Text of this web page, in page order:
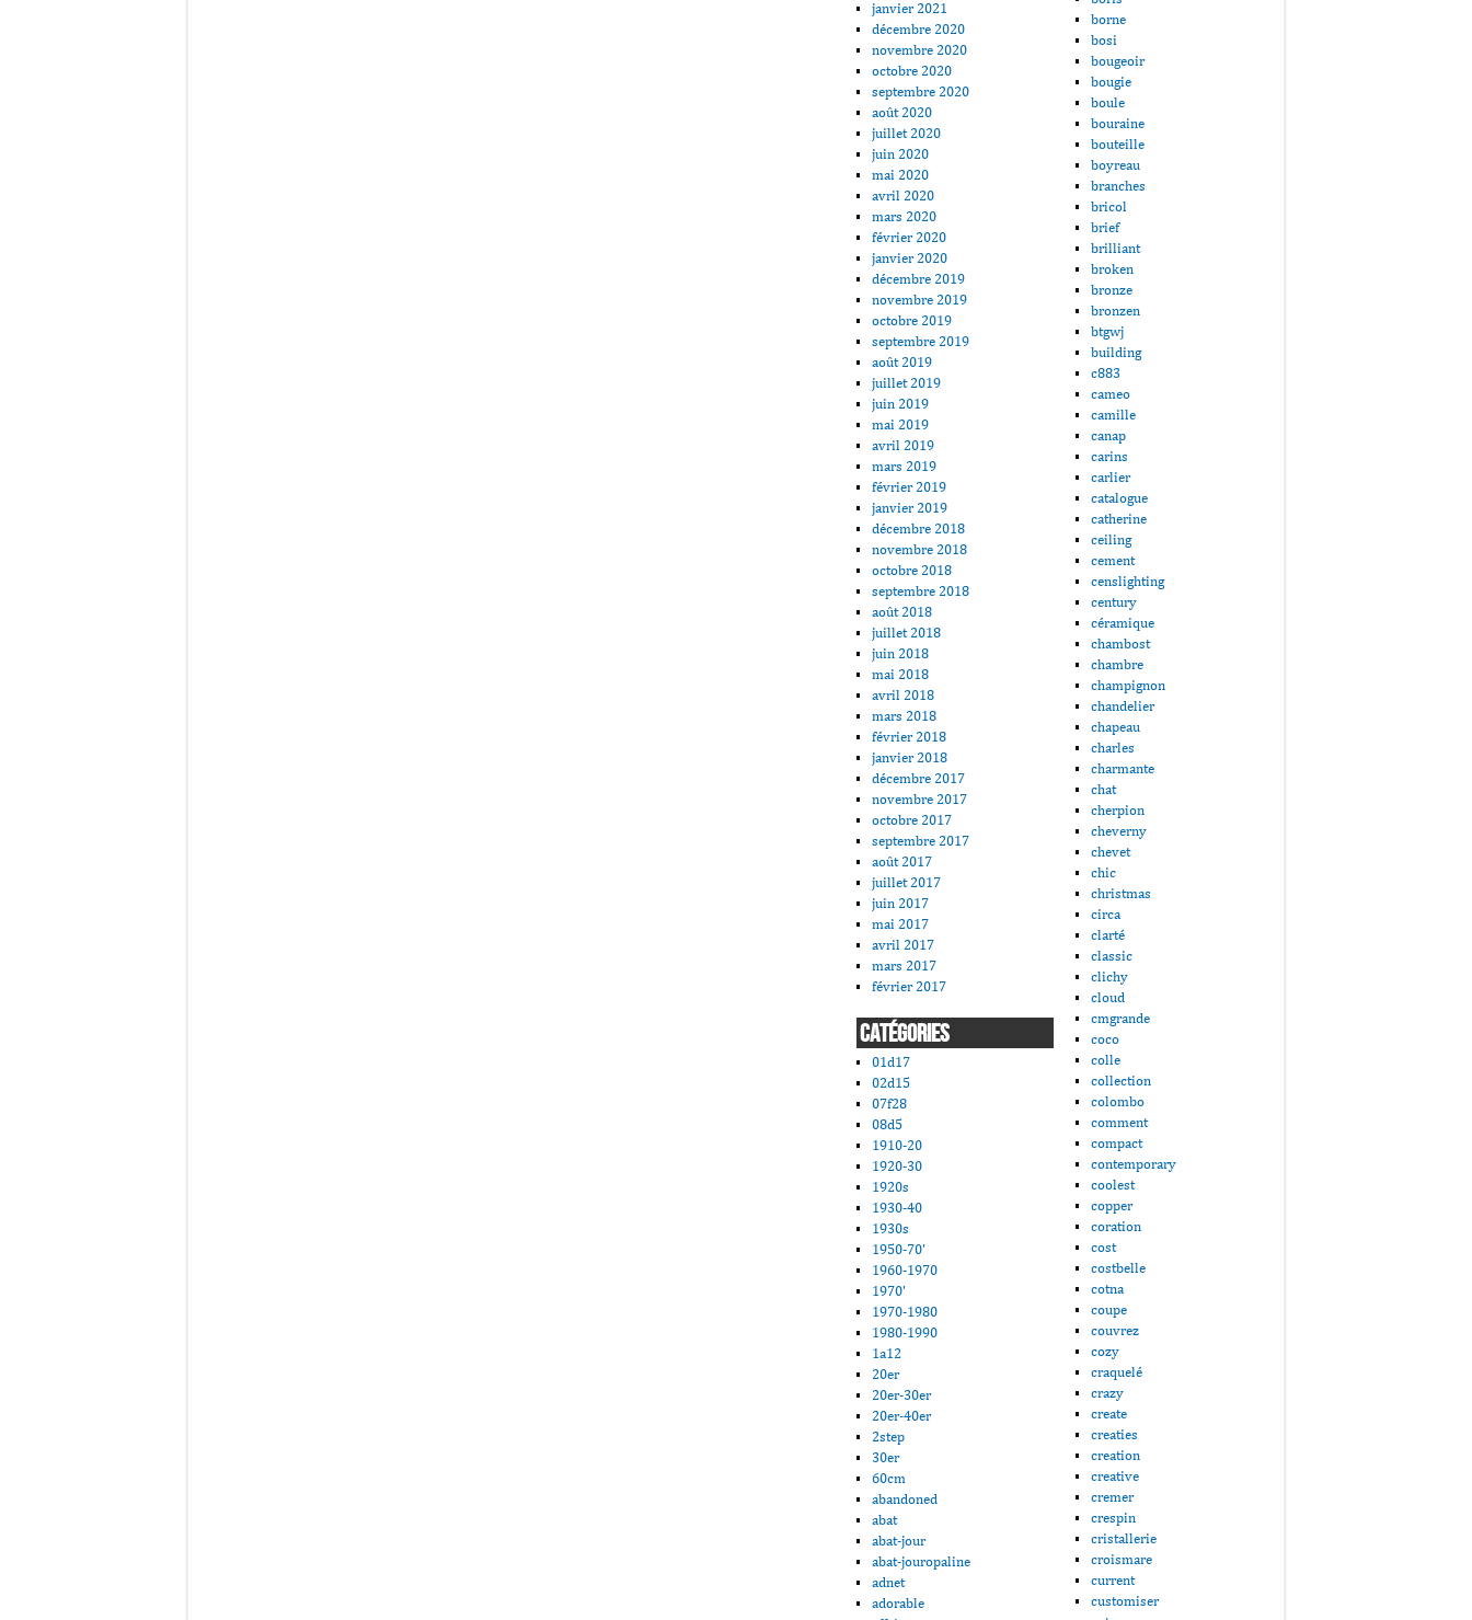
janvier 2021
décembre 2020
novembre 2020
octobre 2020
septembre 2020
août 2020
juillet 2020
juin 2020
mai 2020
avril 2020
mars 2020
février 2020
janvier 2020
décembre 2019
novembre 2019
octobre 2019
septembre 2019
août 2019
juillet 2019
juin 2019
mai 2019
avril 2019
mars 2019
février 2019
janvier 2019
décembre 2018
novembre 2018
octobre 2018
septembre 2018
août 2018
juillet 2018
juin 2018
mai 2018
avril 2018
mars 2018
février 2018
janvier 2018
décembre 2017
novembre 2017
octobre 2017
septembre 2017
août 2017
juillet 2017
juin 2017
mai 2017
avril 2017
mars 2017
février 2017
CATÉGORIES
01d17
02d15
07f28
08d5
1910-20
1920-30
1920s
1930-40
1930s
1950-70'
1960-1970
1970'
1970-1980
1980-1990
1a12
20er
20er-30er
20er-40er
2step
30er
60cm
abandoned
abat
abat-jour
abat-jouropaline
adnet
adorable
borne
bosi
bougeoir
bougie
boule
bouraine
bouteille
boyreau
branches
bricol
brief
brilliant
broken
bronze
bronzen
btgwj
building
c883
cameo
camille
canap
carins
carlier
catalogue
catherine
ceiling
cement
censlighting
century
céramique
chambost
chambre
champignon
chandelier
chapeau
charles
charmante
chat
cherpion
cheverny
chevet
chic
christmas
circa
clarté
classic
clichy
cloud
cmgrande
coco
colle
collection
colombo
comment
compact
contemporary
coolest
copper
coration
cost
costbelle
cotna
coupe
couvrez
cozy
craquelé
crazy
create
creaties
creation
creative
cremer
crespin
cristallerie
croismare
current
customiser